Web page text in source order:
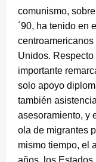
comunismo,
´90, ha tenido en
Unidos. Respecto
importante
solo apoyo
también
asesoramiento, y
ola de migrantes
mismo tiempo, el
años, los